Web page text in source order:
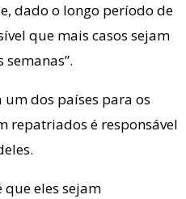
dado o longo período de
que mais casos sejam
dos países para os
repatriados é responsável
que eles sejam